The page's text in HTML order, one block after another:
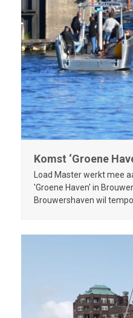
Komst ‘Groene
Load Master werkt mee
'Groene Haven' in
Brouwershaven wil